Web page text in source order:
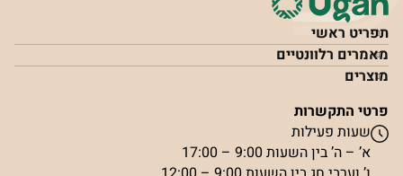
תפריט ראשי
מאמרים רלוונטיים
מוצרים
פרטי התקשרות
שעות פעילות
א’ – ה’ בין השעות 9:00 – 17:00